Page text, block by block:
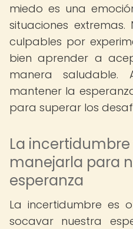
miedo es una
situaciones
culpables por
bien aprender a
manera saludable.
mantener la
para superar los
La
manejarla para
esperanza
La incertidumbre es
socavar nuestra